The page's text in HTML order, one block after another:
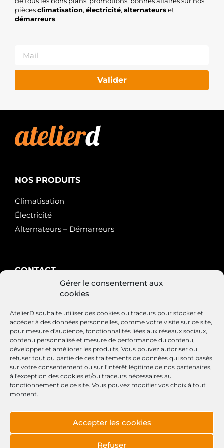
Gérer le consentement aux
cookies
AtelierD souhaite utiliser des cookies ou traceurs pour stocker et
accéder à des données personnelles, comme votre visite sur ce site,
pour mesure d'audience, fonctionnalités liées aux réseaux sociaux,
contenu personnalisé et mesure de performance du contenu,
développer et améliorer les produits, Vous pouvez autoriser ou
refuser tout ou partie de ces traitements de données qui sont basés
sur votre consentement ou sur l'intérêt légitime de nos partenaires,
à l'exception des cookies et/ou traceurs nécessaires au
fonctionnement de ce site. Vous pouvez modifier vos choix à tout
moment.
Accepter les cookies
Refuser
piècesclimatisation, électricité, alternateurset
démarreurs.
Valider
NOS PRODUITS
Climatisation
Électricité
Alternateurs – Démarreurs
CONTACT
03 29 22 34 47
contact@atelierd.fr
SUIVEZ-NOUS
Conditions générales de vente